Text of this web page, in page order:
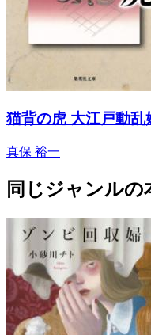
猫背の虎 大江戸動乱
真保 裕一
同じジャンルの